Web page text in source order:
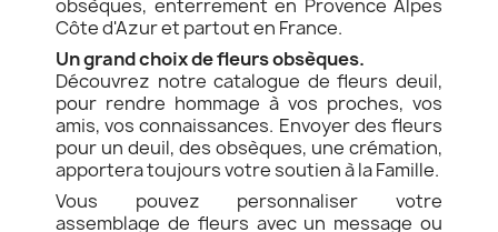
obsèques, enterrement en Provence Alpes
Côte d'Azur et partout en France.
Un grand choix de fleurs obsèques.
Découvrez notre catalogue de fleurs deuil,
pour rendre hommage à vos proches, vos
amis, vos connaissances. Envoyer des fleurs
pour un deuil, des obsèques, une crémation,
apportera toujours votre soutien à la Famille.
Vous pouvez personnaliser votre
assemblage de fleurs avec un message ou